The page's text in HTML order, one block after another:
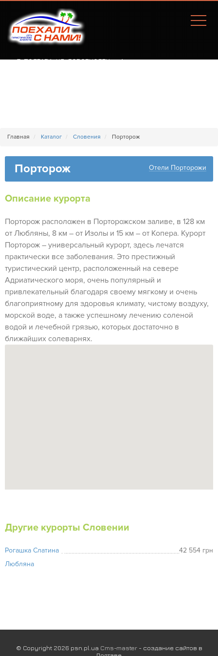
Г. ПОЛТАВА, УЛ. СОБОРНОСТИ, 77А
Главная Каталог Словения Порторож
Порторож Отели Порторожи
Описание курорта
Порторож расположен в Порторожском заливе, в 128 км
от Любляны, 8 км – от Изолы и 15 км – от Копера. Курорт
Порторож – универсальный курорт, здесь лечатся
практически все заболевания. Это престижный
туристический центр, расположенный на севере
Адриатического моря, очень популярный и
привлекательный благодаря своему мягкому и очень
благоприятному для здоровья климату, чистому воздуху,
морской воде, а также успешному лечению соленой
водой и лечебной грязью, которых достаточно в
ближайших солеварнях.
Другие курорты Словении
Рогашка Слатина
42 554 грн
Любляна
© Copyright 2026 psn.pl.ua Cms-master- создание сайтов в